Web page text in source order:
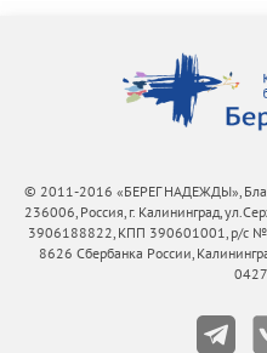
© 2011-2016 «БЕРЕГ НАДЕЖДЫ»,
236006, Россия, г. Калининград,
3906188822, КПП 390601001, р/с
8626 Сбербанка России,